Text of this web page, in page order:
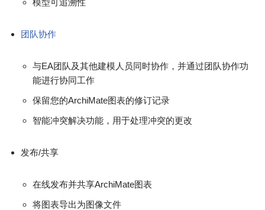
团队协作
与EA团队及其他建模人员同时协作，并通过团队协作功
能进行协同工作
保留您的ArchiMate图表的修订记录
智能冲突解决功能，用于处理冲突的更改
发布/共享
在线发布并共享ArchiMate图表
将图表导出为图像文件